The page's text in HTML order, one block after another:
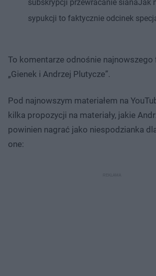
subskrypcji przewracanie sianaJak
sypukcji to faktycznie odcinek
To komentarze odnośnie najnowszego
„Gienek i Andrzej Plutycze”.
Pod najnowszym materiałem na
kilka propozycji na materiały, jakie
powinien nagrać jako niespodzianka
one: